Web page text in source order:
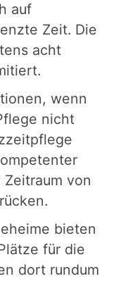
auf
Zeit. Die
acht
wenn
nicht
von
bieten
für die
dort rundum